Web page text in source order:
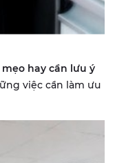
hay cần lưu ý
việc cần làm ưu